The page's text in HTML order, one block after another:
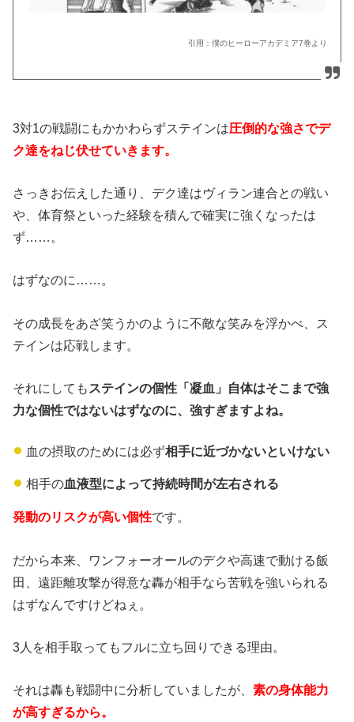
引用：僕のヒーローアカデミア7巻より
3対1の戦闘にもかかわらずステインは圧倒的な強さでデ
ク達をねじ伏せていきます。
さっきお伝えした通り、デク達はヴィラン連合との戦い
や、体育祭といった経験を積んで確実に強くなったは
ず……。
はずなのに……。
その成長をあざ笑うかのように不敵な笑みを浮かべ、ス
テインは応戦します。
それにしても ステインの個性「凝血」自体はそこまで強
力な個性ではないはずなのに、強すぎますよね。
血の摂取のためには必ず相手に近づかないといけない
相手の血液型によって持続時間が左右される
発動のリスクが高い個性です。
だから本来、ワンフォーオールのデクや高速で動ける飯
田、遠距離攻撃が得意な轟が相手なら苦戦を強いられる
はずなんですけどねぇ。
3人を相手取ってもフルに立ち回りできる理由。
それは轟も戦闘中に分析していましたが、素の身体能力
が高すぎるから。